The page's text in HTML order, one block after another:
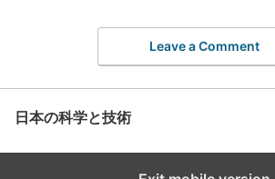
Leave a Comment
日本の科学と技術